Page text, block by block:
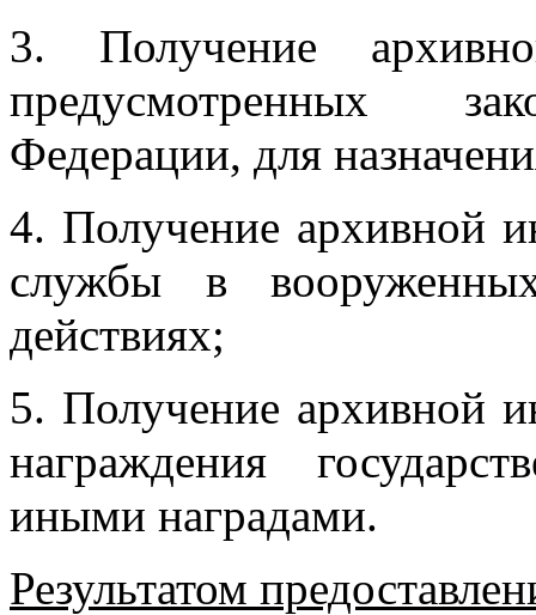
3. Получение
предусмотренных
Федерации, для
4. Получение архивной
службы в
действиях;
5. Получение архивной
награждения
иными наградами.
Результатом